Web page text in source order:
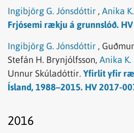
Ingibjörg G. Jónsdóttir , Anika
Frjósemi rækju á grunnslóð.
Ingibjörg G. Jónsdóttir ,
Stefán H. Brynjólfsson, Anika
Unnur Skúladóttir. Yfirlit yfir
Ísland, 1988–2015. HV 2017-
2016